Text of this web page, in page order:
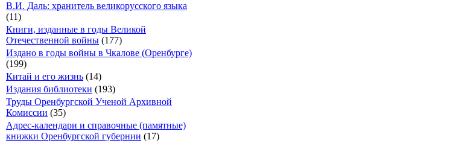
В.И. Даль: хранитель великорусского языка
(11)
Книги, изданные в годы Великой
Отечественной войны (177)
Издано в годы войны в Чкалове (Оренбурге)
(199)
Китай и его жизнь (14)
Издания библиотеки (193)
Труды Оренбургской Ученой Архивной
Комиссии (35)
Адрес-календари и справочные (памятные)
книжки Оренбургской губернии (17)